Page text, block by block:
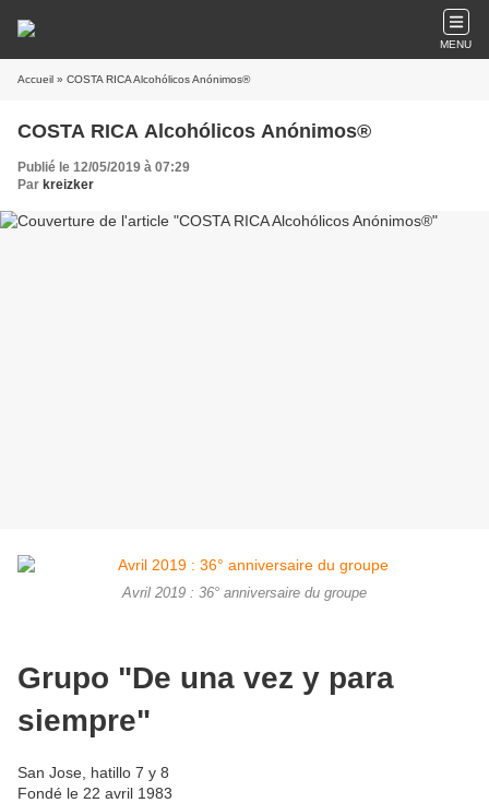
MENU
Accueil » COSTA RICA Alcohólicos Anónimos®
COSTA RICA Alcohólicos Anónimos®
Publié le 12/05/2019 à 07:29
Par kreizker
Avril 2019 : 36° anniversaire du groupe
Grupo "De una vez y para
siempre"
San Jose, hatillo 7 y 8
Fondé le 22 avril 1983